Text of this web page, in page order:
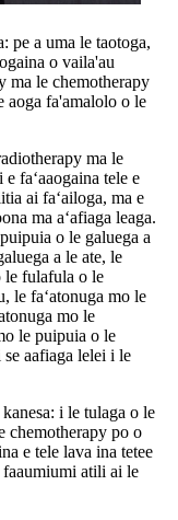
pe a uma le taotoga,
o vaila'au
ma le chemotherapy
aoga fa'amalolo o le
ma le
faʻaaogaina tele e
ai faʻailoga, ma e
ma aʻafiaga leaga.
o le galuega a
a le ate, le
le fulafula o le
le faʻatonuga mo le
mo le
le puipuia o le
aafiaga lelei i le
i le tulaga o le
chemotherapy po o
e tele lava ina tetee
faaumiumi atili ai le